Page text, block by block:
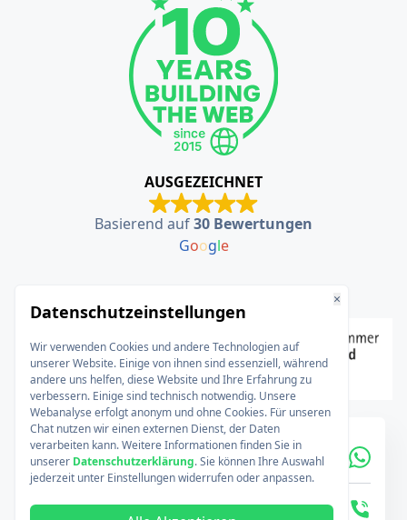
×
Datenschutzeinstellungen
Wir verwenden Cookies und andere Technologien auf
unserer Website. Einige von ihnen sind essenziell, während
andere uns helfen, diese Website und Ihre Erfahrung zu
verbessern. Einige sind technisch notwendig. Unsere
Webanalyse erfolgt anonym und ohne Cookies. Für unseren
Chat nutzen wir einen externen Dienst, der Daten
verarbeiten kann. Weitere Informationen finden Sie in
unserer Datenschutzerklärung. Sie können Ihre Auswahl
jederzeit unter Einstellungen widerrufen oder anpassen.
AUSGEZEICHNET
Basierend auf30 Bewertungen
Google